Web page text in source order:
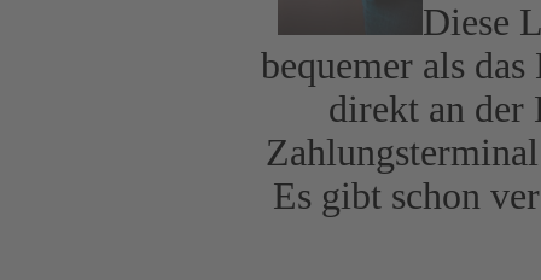
Diese
bequemer als
direkt an der
Es gibt schon